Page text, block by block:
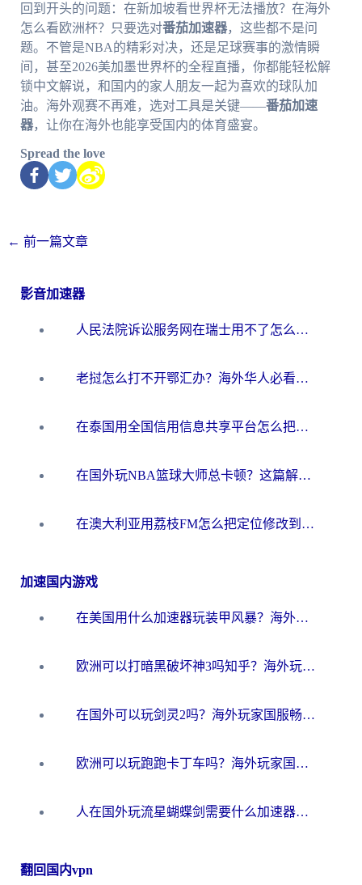
回到开头的问题：在新加坡看世界杯无法播放？在海外
怎么看欧洲杯？只要选对番茄加速器，这些都不是问
题。不管是NBA的精彩对决，还是足球赛事的激情瞬
间，甚至2026美加墨世界杯的全程直播，你都能轻松解
锁中文解说，和国内的家人朋友一起为喜欢的球队加
油。海外观赛不再难，选对工具是关键——番茄加速
器，让你在海外也能享受国内的体育盛宴。
Spread the love
← 前一篇文章
影音加速器
人民法院诉讼服务网在瑞士用不了怎么办？海外华人必备的回国加速指南
老挝怎么打不开鄂汇办？海外华人必看的回国加速全攻略（附欧洲杯小说流畅技巧）
在泰国用全国信用信息共享平台怎么把定位修改到中国国内？海外党解决国内服务访问难题的实用指南
在国外玩NBA篮球大师总卡顿？这篇解决你所有海外看国内内容的烦恼
在澳大利亚用荔枝FM怎么把定位修改到中国国内？海外华人必看的内容访问指南
加速国内游戏
在美国用什么加速器玩装甲风暴？海外玩家亲测有效的国服游戏加速指南
欧洲可以打暗黑破坏神3吗知乎？海外玩家国服游戏加速终极指南
在国外可以玩剑灵2吗？海外玩家国服畅玩终极指南（附永恒之塔明日方舟加速方案）
欧洲可以玩跑跑卡丁车吗？海外玩家国服游戏畅玩终极指南（附QQ炫舞剑网3解决方案）
人在国外玩流星蝴蝶剑需要什么加速器？老玩家亲测的终极解决方案
翻回国内vpn